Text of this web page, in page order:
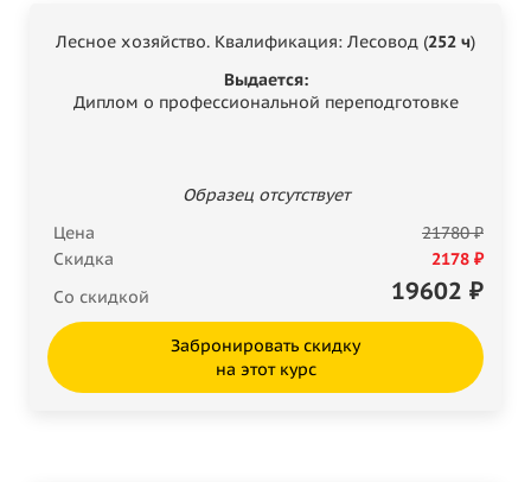
Лесное хозяйство. Квалификация: Лесовод (252 ч)
Выдается:
Диплом о профессиональной переподготовке
Образец отсутствует
Цена
21780 ₽
Скидка
2178 ₽
Со скидкой
19602 ₽
Забронировать скидку
на этот курс